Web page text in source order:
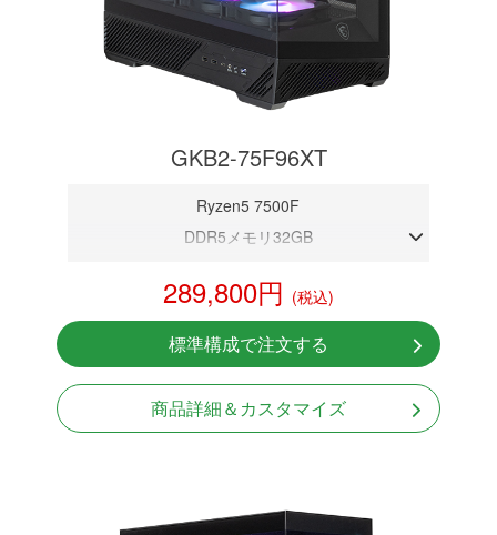
GKB2-75F96XT
Ryzen5 7500F
DDR5メモリ32GB
NVMeSSD 1TB
無線LAN Bluetooth対応
Windows11 Home 64bit
LCDスクリーン搭載
289,800円 (税込)
標準構成で注文する
商品詳細＆カスタマイズ